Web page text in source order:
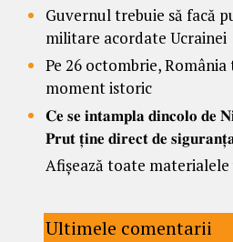
Guvernul trebuie să facă
militare acordate Ucrainei
Pe 26 octombrie,
moment istoric
𝐂𝐞 𝐬𝐞 𝐢𝐧𝐭𝐚𝐦𝐩𝐥𝐚 𝐝𝐢𝐧𝐜𝐨𝐥𝐨 𝐝𝐞
𝐏𝐫𝐮𝐭 𝐭̦𝐢𝐧𝐞 𝐝𝐢𝐫𝐞𝐜𝐭 𝐝𝐞
Afișează toate materialele
Ultimele comentarii